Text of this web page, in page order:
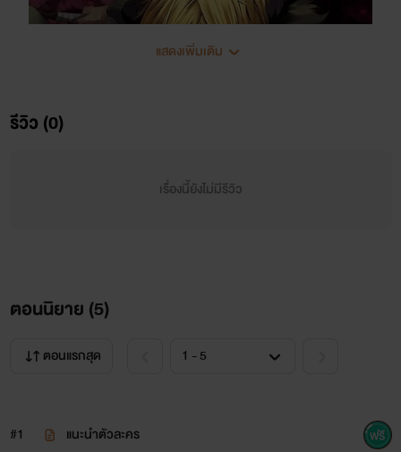
เมื่อดีโน่ บอสของคาบัคโรเน่แฟลมมีลี่จอมซุ่มซ่ามที่สุดใน
สามโลกได้ไปตกหลุกรักแวมไพร์สาวสุดเย็นชาเข้าให้ เขาจะต้อง
แสดงเพิ่มเติม
รีวิว (0)
เรื่องนี้ยังไม่มีรีวิว
ตอนนิยาย (5)
ตอนแรกสุด
#1 แนะนำตัวละคร